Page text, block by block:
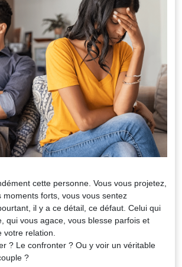
cette personne. Vous vous projetez,
moments forts, vous vous sentez
il y a ce détail, ce défaut. Celui qui
qui vous agace, vous blesse parfois et
votre relation.
? Le confronter ? Ou y voir un véritable
?